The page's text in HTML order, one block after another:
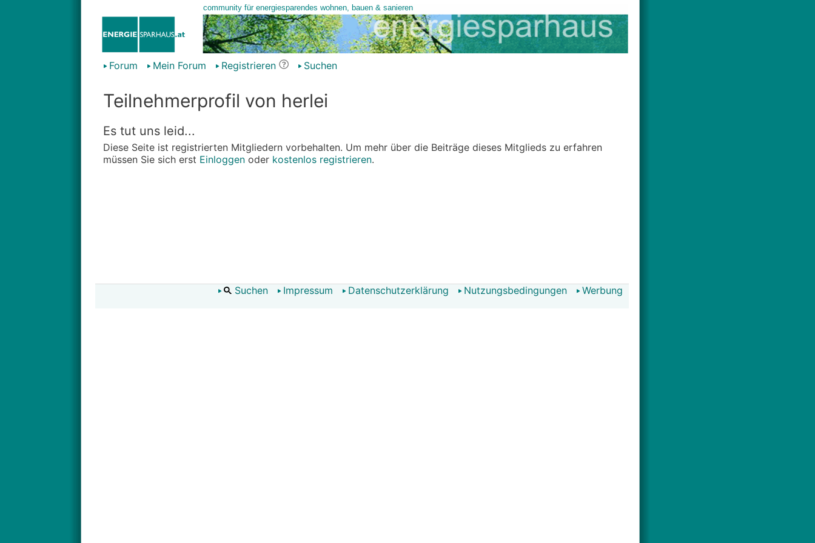
Forum Mein Forum Registrieren Suchen
Teilnehmerprofil von herlei
Es tut uns leid...
Diese Seite ist registrierten Mitgliedern vorbehalten. Um mehr über die Beiträge dieses Mitglieds zu erfahren
müssen Sie sich erst Einloggenoder kostenlos registrieren.
Suchen Impressum Datenschutzerklärung Nutzungsbedingungen Werbung